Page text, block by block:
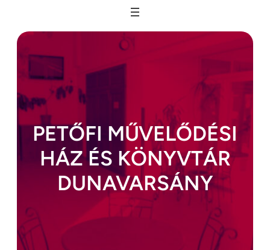
tartalomhoz
PETŐFI MŰVELŐDÉSI
HÁZ ÉS KÖNYVTÁR
DUNAVARSÁNY